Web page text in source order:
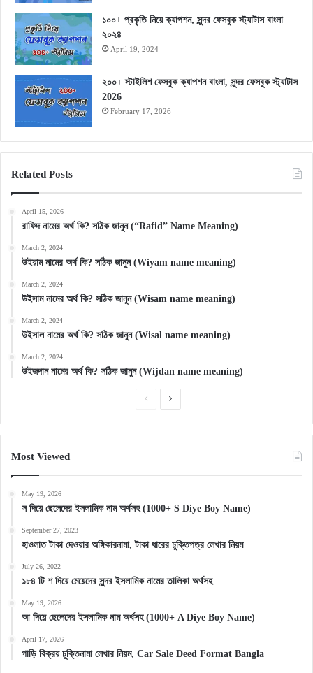
১০০+ প্রকৃতি নিয়ে ক্যাপশন, সুন্দর ফেসবুক স্ট্যাটাস বাংলা
২০২৪
April 19, 2024
২০০+ স্টাইলিশ ফেসবুক ক্যাপশন বাংলা, সুন্দর ফেসবুক স্ট্যাটাস
2026
February 17, 2026
Related Posts
April 15, 2026
রাফিদ নামের অর্থ কি? সঠিক জানুন (“Rafid” Name Meaning)
March 2, 2024
উইয়াম নামের অর্থ কি? সঠিক জানুন (Wiyam name meaning)
March 2, 2024
উইসাম নামের অর্থ কি? সঠিক জানুন (Wisam name meaning)
March 2, 2024
উইসাল নামের অর্থ কি? সঠিক জানুন (Wisal name meaning)
March 2, 2024
উইজদান নামের অর্থ কি? সঠিক জানুন (Wijdan name meaning)
PreviousNext
Most Viewed
May 19, 2026
স দিয়ে ছেলেদের ইসলামিক নাম অর্থসহ (1000+ S Diye Boy Name)
September 27, 2023
হাওলাত টাকা দেওয়ার অঙ্গিকারনামা, টাকা ধারের চুক্তিপত্র লেখার নিয়ম
July 26, 2022
১৮৪ টি শ দিয়ে মেয়েদের সুন্দর ইসলামিক নামের তালিকা অর্থসহ
May 19, 2026
আ দিয়ে ছেলেদের ইসলামিক নাম অর্থসহ (1000+ A Diye Boy Name)
April 17, 2026
গাড়ি বিক্রয় চুক্তিনামা লেখার নিয়ম, Car Sale Deed Format Bangla